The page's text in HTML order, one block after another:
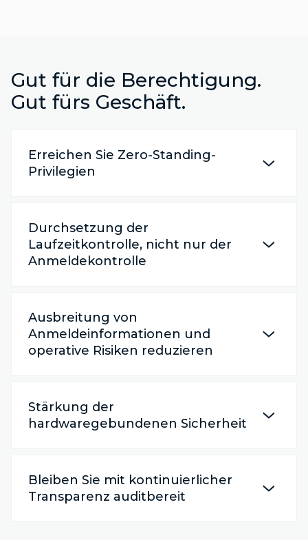
Gut für die Berechtigung.
Gut fürs Geschäft.
Erreichen Sie Zero-Standing-
Privilegien
Durchsetzung der
Laufzeitkontrolle, nicht nur der
Anmeldekontrolle
Ausbreitung von
Anmeldeinformationen und
operative Risiken reduzieren
Stärkung der
hardwaregebundenen Sicherheit
Bleiben Sie mit kontinuierlicher
Transparenz auditbereit